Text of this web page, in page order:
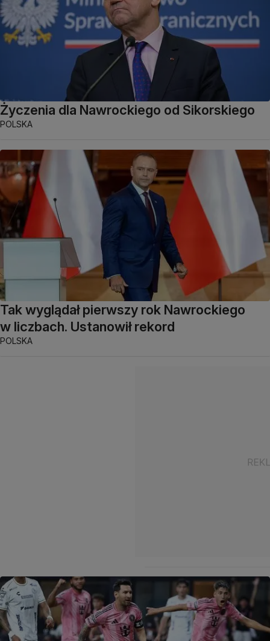
Życzenia dla Nawrockiego od Sikorskiego
POLSKA
Tak wyglądał pierwszy rok Nawrockiego
w liczbach. Ustanowił rekord
POLSKA